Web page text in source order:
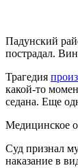
Падунский
пострадал.
Трагедия
какой-то
седана. Еще
Медицинское
Суд признал
наказание в